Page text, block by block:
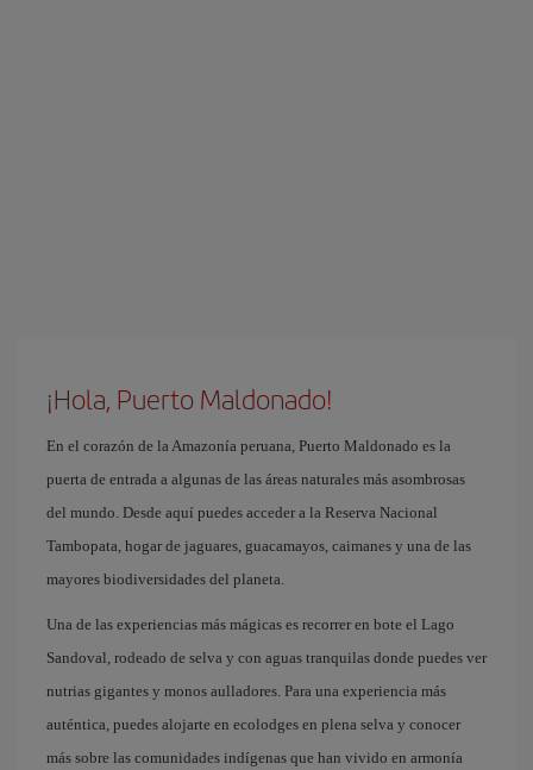
¡Hola, Puerto Maldonado!
En el corazón de la Amazonía peruana, Puerto Maldonado es la
puerta de entrada a algunas de las áreas naturales más asombrosas
del mundo. Desde aquí puedes acceder a la Reserva Nacional
Tambopata, hogar de jaguares, guacamayos, caimanes y una de las
mayores biodiversidades del planeta.
Una de las experiencias más mágicas es recorrer en bote el Lago
Sandoval, rodeado de selva y con aguas tranquilas donde puedes ver
nutrias gigantes y monos aulladores. Para una experiencia más
auténtica, puedes alojarte en ecolodges en plena selva y conocer
más sobre las comunidades indígenas que han vivido en armonía